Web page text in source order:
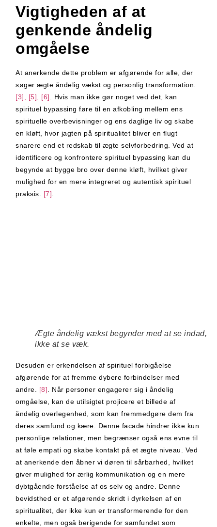
Vigtigheden af at
genkende åndelig
omgåelse
At anerkende dette problem er afgørende for alle, der
søger ægte åndelig vækst og personlig transformation.
[3], [5], [6]
. Hvis man ikke gør noget ved det, kan
spirituel bypassing føre til en afkobling mellem ens
spirituelle overbevisninger og ens daglige liv og skabe
en kløft, hvor jagten på spiritualitet bliver en flugt
snarere end et redskab til ægte selvforbedring. Ved at
identificere og konfrontere spirituel bypassing kan du
begynde at bygge bro over denne kløft, hvilket giver
mulighed for en mere integreret og autentisk spirituel
praksis. [7]
Ægte åndelig vækst begynder med at se indad,
ikke at se væk.
Desuden er erkendelsen af spirituel forbigåelse
afgørende for at fremme dybere forbindelser med
andre. [8] . Når personer engagerer sig i åndelig
omgåelse, kan de utilsigtet projicere et billede af
åndelig overlegenhed, som kan fremmedgøre dem fra
deres samfund og kære. Denne facade hindrer ikke kun
personlige relationer, men begrænser også ens evne til
at føle empati og skabe kontakt på et ægte niveau. Ved
at anerkende den åbner vi døren til sårbarhed, hvilket
giver mulighed for ærlig kommunikation og en mere
dybtgående forståelse af os selv og andre. Denne
bevidsthed er et afgørende skridt i dyrkelsen af en
spiritualitet, der ikke kun er transformerende for den
enkelte, men også berigende for samfundet som